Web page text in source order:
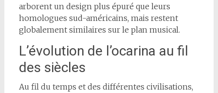
arborent un design plus épuré que leurs
homologues sud-américains, mais restent
globalement similaires sur le plan musical.
L’évolution de l’ocarina au fil
des siècles
Au fil du temps et des différentes civilisations,